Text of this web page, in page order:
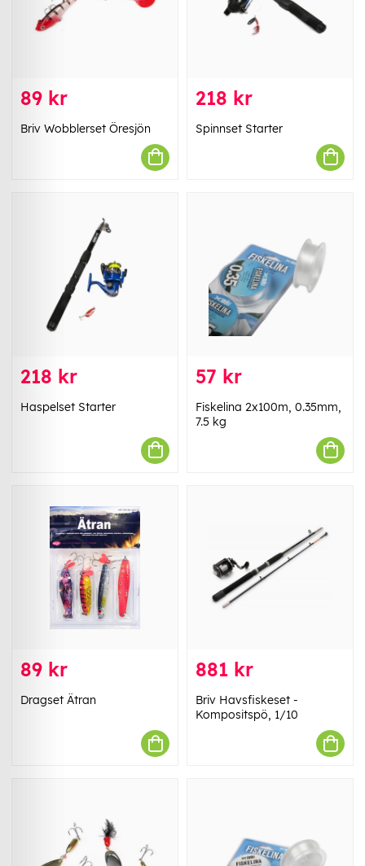
89 kr
Briv Wobblerset Öresjön
218 kr
Spinnset Starter
218 kr
Haspelset Starter
57 kr
Fiskelina 2x100m, 0.35mm,
7.5 kg
89 kr
Dragset Ätran
881 kr
Briv Havsfiskeset -
Kompositspö, 1/10